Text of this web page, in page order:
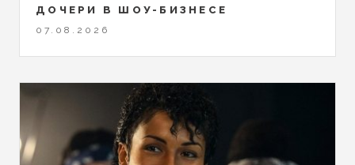
ДОЧЕРИ В ШОУ-БИЗНЕСЕ
07.08.2026